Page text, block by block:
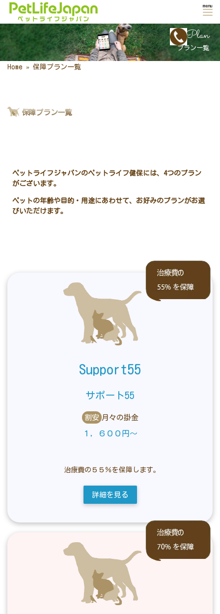
Home » 保障プラン一覧
保障プラン一覧
ペットライフジャパンのペットライフ健保には、4つのプラン
がございます。
ペットの年齢や目的・用途にあわせて、お好みのプランがお選
びいただけます。
Support55
サポート55
割安 月々の掛金
１，６００円～
治療費の５５％を保障します。
詳細を見る